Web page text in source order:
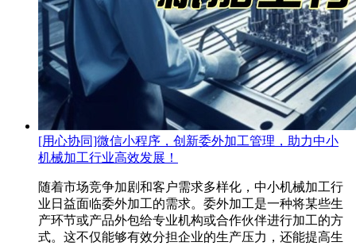
[用心协同]微信小程序，创新委外加工管理，助力中小
机械加工行业高效发展！
​随着市场竞争加剧和客户需求多样化，中小机械加工行
业日益面临委外加工的需求。委外加工是一种将某些生
产环节或产品外包给专业机构或合作伙伴进行加工的方
式。这不仅能够有效分担企业的生产压力，还能提高生